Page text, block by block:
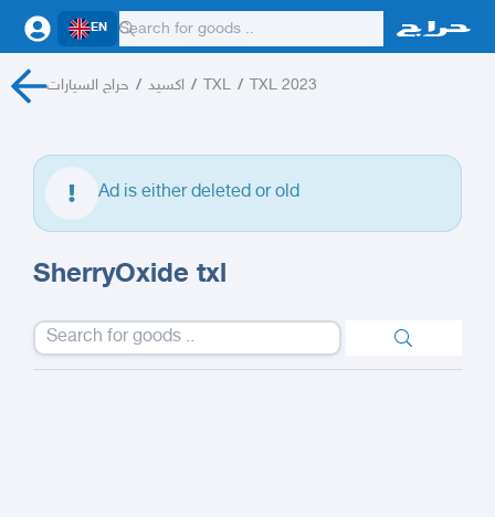
EN
حراج السيارات / اكسيد / TXL / TXL 2023
Ad is either deleted or old
SherryOxide txl